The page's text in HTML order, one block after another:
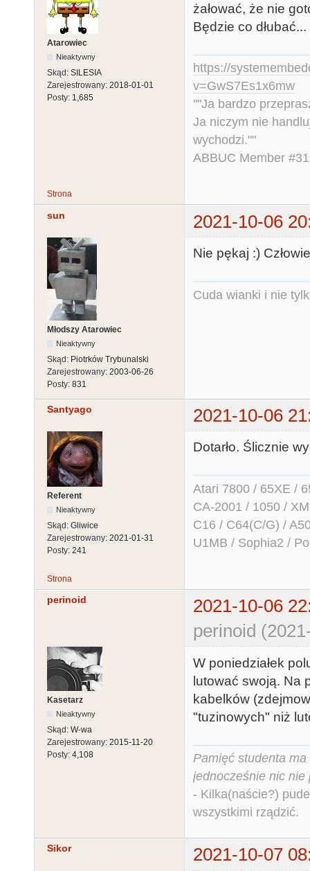
Atarowiec
Nieaktywny
Skąd: SILESIA
Zarejestrowany: 2018-01-01
Posty: 1,685
żałować, że nie
Będzie co dłubać...
https://
v=GwS7Es1x6mw
""Ja bardzo
Ja niczym nie
wychodzi.""
ABBUC Member
Strona
sun 2021-10-06
Młodszy Atarowiec
Nieaktywny
Skąd: Piotrków Trybunalski
Zarejestrowany: 2003-06-26
Posty: 831
Nie pękaj :)
Cuda wianki i nie
Santyago 2021-10-06
Referent
Nieaktywny
Skąd: Gliwice
Zarejestrowany: 2021-01-31
Posty: 241
Dotarło. Ślicznie
Atari 7800 / 65XE /
CA-2001 / 1050 /
C16 / C64(C/G) /
U1MB / Sophia2 /
Strona
perinoid
2021-10-06
perinoid
Kasetarz
Nieaktywny
Skąd: W-wa
Zarejestrowany: 2015-11-20
Posty: 4,108
W poniedziałek
lutować swoją. Na
kabelków
"tuzinowych" niż
Pamięć studenta
jednocześnie nic nie
- Kilka(naście?)
wszystkimi rządzić.
Sikor 2021-10-07